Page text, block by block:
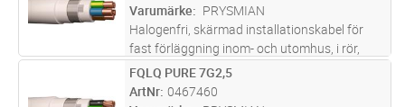
Norden. Ledarisoleringen ska sky
Varumärke
PRYSMIAN
Halogenfri, skärmad installationskabel för
fast förläggning inom- och utomhus, i rör,
kanal, i eller under puts, samt upphängd i
bärlina. UV-skyddad för utomhusbruk i
M Lägg i kundvagn
FQLQ PURE 7G2,5
ArtNr 0467460